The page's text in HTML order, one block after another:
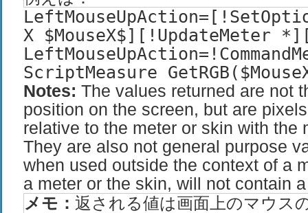
X $MouseX$][!UpdateMeter
ScriptMeasure
Notes: The values returned are not
position on the screen, but are
relative to the meter or skin with the
They are also not general purpose
when used outside the context of a
a meter or the skin, will not contain
メモ： 返される値は画面上のマウス